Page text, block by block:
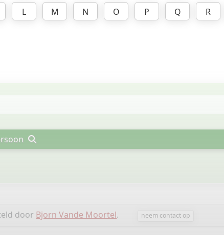
L M N O P Q R
door Bjorn Vande Moortel. neem contact op